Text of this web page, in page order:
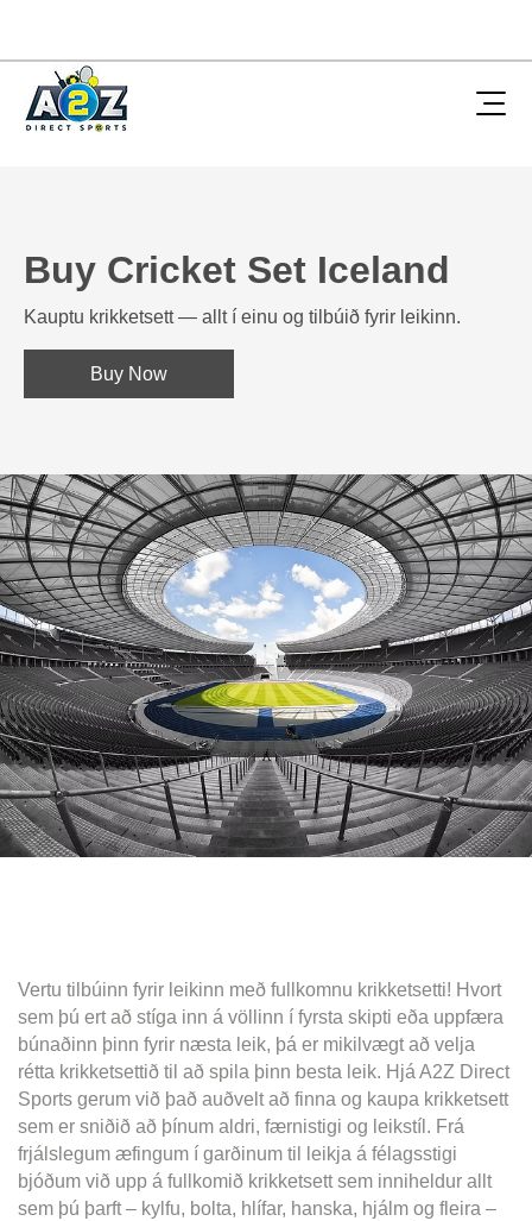
Buy Cricket Set Iceland
Kauptu krikketsett — allt í einu og tilbúið fyrir leikinn.
Buy Now
Vertu tilbúinn fyrir leikinn með fullkomnu krikketsetti! Hvort
sem þú ert að stíga inn á völlinn í fyrsta skipti eða uppfæra
búnaðinn þinn fyrir næsta leik, þá er mikilvægt að velja
rétta krikketsettið til að spila þinn besta leik. Hjá A2Z Direct
Sports gerum við það auðvelt að finna og kaupa krikketsett
sem er sniðið að þínum aldri, færnistigi og leikstíl. Frá
frjálslegum æfingum í garðinum til leikja á félagsstigi
bjóðum við upp á fullkomið krikketsett sem inniheldur allt
sem þú þarft – kylfu, bolta, hlífar, hanska, hjálm og fleira –